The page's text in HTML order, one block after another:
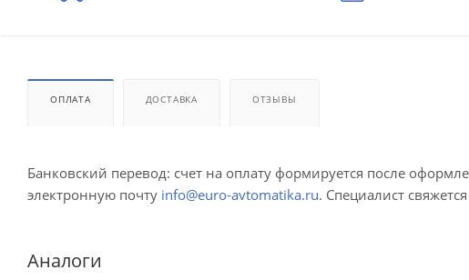
ОПЛАТА ДОСТАВКА ОТЗЫВЫ
Банковский перевод: счет на оплату формируется после
электронную почту info@euro-avtomatika.ru. Специалист
Аналоги